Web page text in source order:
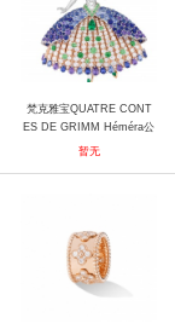
梵克雅宝QUATRE CONT
ES DE GRIMM Héméra公
主胸针 胸针
暂无